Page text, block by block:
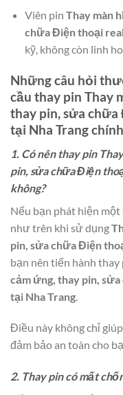
Viên pin Thay màn
chữa Điện thoại
kỹ, không còn linh
Những câu hỏi
cầu thay pin Thay
thay pin, sửa
tại Nha Trang
1. Có nên thay pin
pin, sửa chữa Điện
không?
Nếu bạn phát hiện
như trên khi sử dụng
pin, sửa chữa Điện
bạn nên tiến hành
cảm ứng, thay pin,
tại Nha Trang
Điều này không chỉ
đảm bảo an toàn cho
2. Thay pin có mất